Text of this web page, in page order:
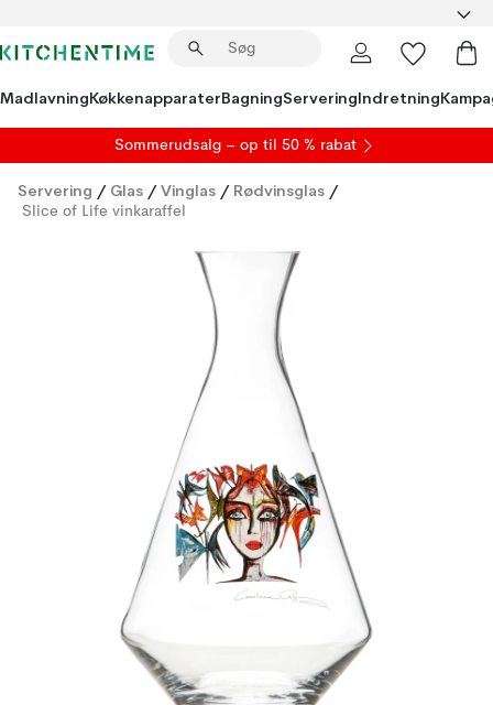
MadlavningKøkkenapparaterBagningServeringIndretning
Sommerudsalg – op til 50 % rabat
Servering / Glas / Vinglas / Rødvinsglas /
Slice of Life vinkaraffel